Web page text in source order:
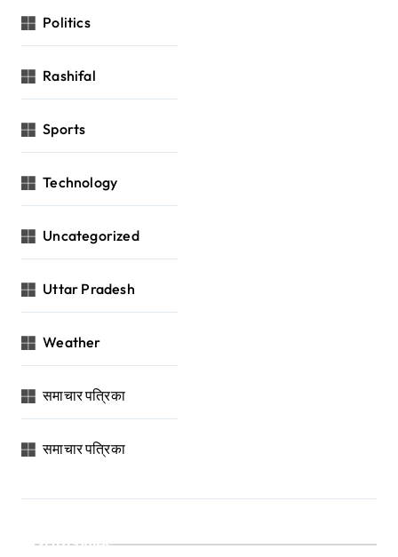
Politics
Rashifal
Sports
Technology
Uncategorized
Uttar Pradesh
Weather
समाचार पत्रिका
समाचार पत्रिका
Archives